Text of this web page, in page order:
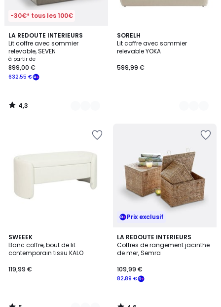
-30€* tous les 100€
LA REDOUTE INTERIEURS
Lit coffre avec sommier
relevable, SEVEN
à partir de
632,55 €
899,00 €
4,3
/ 5
2
Couleurs
4,3
/
SORELH
Lit coffre avec sommier
relevable YOKA
599,99 €
2
Couleurs
SWEEEK
Banc coffre, bout de lit
contemporain tissu KALO
119,99 €
5
/
5
4
Couleurs
Prix exclusif
LA REDOUTE INTERIEURS
Coffres de rangement jacinthe
de mer, Semra
82,89 €
109,99 €
4,6
/ 5